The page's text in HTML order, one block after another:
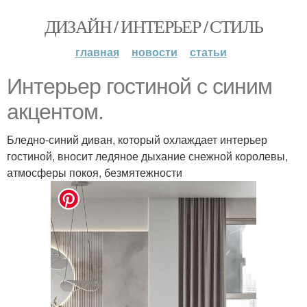
ДИЗАЙН / ИНТЕРЬЕР / СТИЛЬ
главная новости статьи
Интерьер гостиной с синим
акцентом.
Бледно-синий диван, который охлаждает интерьер
гостиной, вносит ледяное дыхание снежной королевы,
атмосферы покоя, безмятежности